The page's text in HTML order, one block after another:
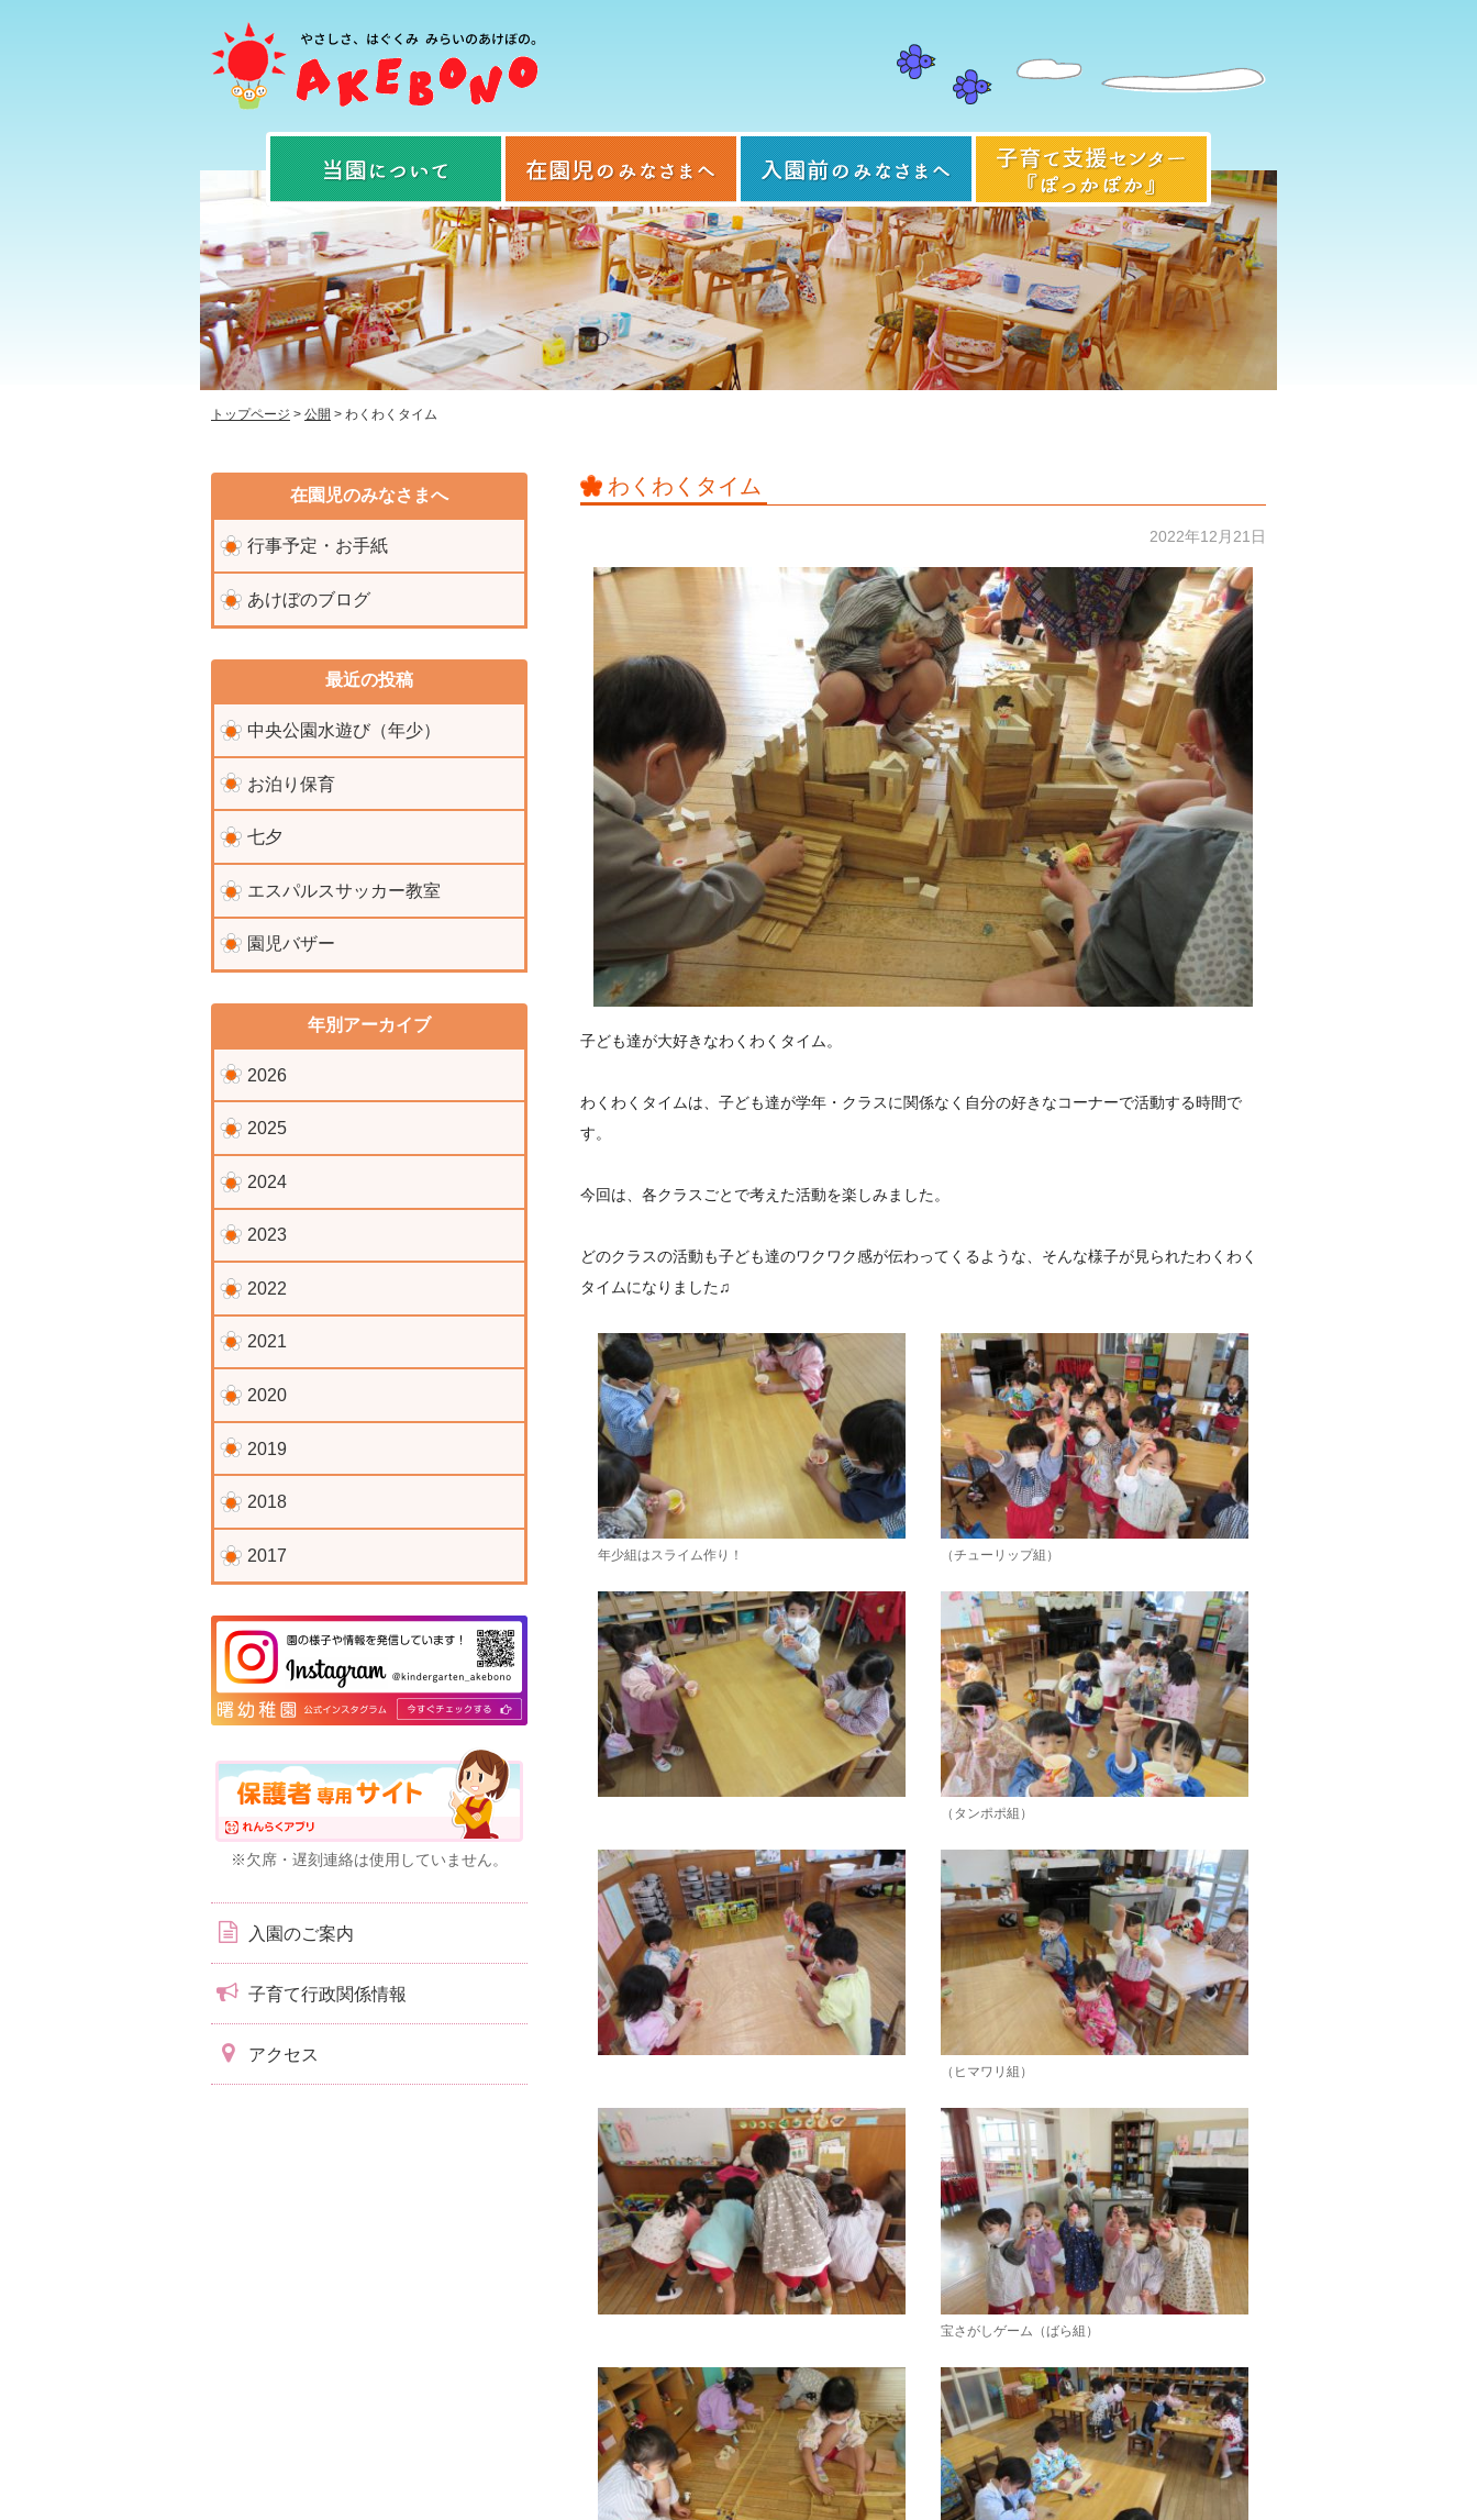
当園について 在園児のみなさまへ 入園前のみなさまへ
トップページ > 公開 > わくわくタイム
わくわくタイム
2022年12月21日
子ども達が大好きなわくわくタイム。
わくわくタイムは、子ども達が学年・クラスに関係なく自分の好きなコーナーで活動する時間で
す。
今回は、各クラスごとで考えた活動を楽しみました。
どのクラスの活動も子ども達のワクワク感が伝わってくるような、そんな様子が見られたわくわく
タイムになりました♫
年少組はスライム作り！ （チューリップ組）
（タンポポ組）
（ヒマワリ組）
宝さがしゲーム（ばら組）
在園児のみなさまへ
行事予定・お手紙
あけぼのブログ
最近の投稿
中央公園水遊び（年少）
お泊り保育
七夕
エスパルスサッカー教室
園児バザー
年別アーカイブ
2026
2025
2024
2023
2022
2021
2020
2019
2018
2017
※欠席・遅刻連絡は使用していません。
入園のご案内
子育て行政関係情報
アクセス